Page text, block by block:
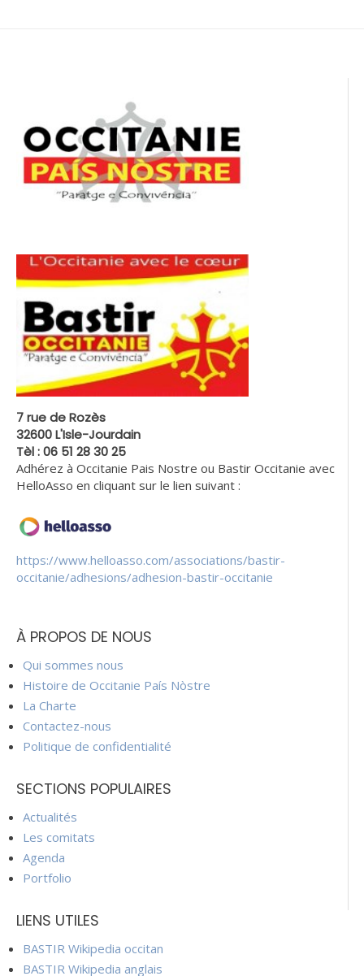
7 rue de Rozès
32600 L'Isle-Jourdain
Tèl : 06 51 28 30 25
Adhérez à Occitanie Pais Nostre ou Bastir Occitanie avec
HelloAsso en cliquant sur le lien suivant :
https://www.helloasso.com/associations/bastir-
occitanie/adhesions/adhesion-bastir-occitanie
À PROPOS DE NOUS
Qui sommes nous
Histoire de Occitanie País Nòstre
La Charte
Contactez-nous
Politique de confidentialité
SECTIONS POPULAIRES
Actualités
Les comitats
Agenda
Portfolio
LIENS UTILES
BASTIR Wikipedia occitan
BASTIR Wikipedia anglais